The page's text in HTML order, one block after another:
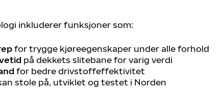
inkluderer funksjoner som:
for trygge kjøreegenskaper under alle forhold
på dekkets slitebane for varig verdi
for bedre drivstoffeffektivitet
stole på, utviklet og testet i Norden